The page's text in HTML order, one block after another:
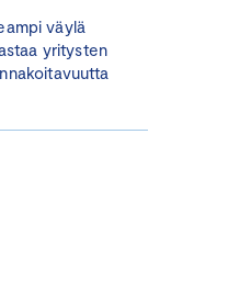
väylä
yritysten